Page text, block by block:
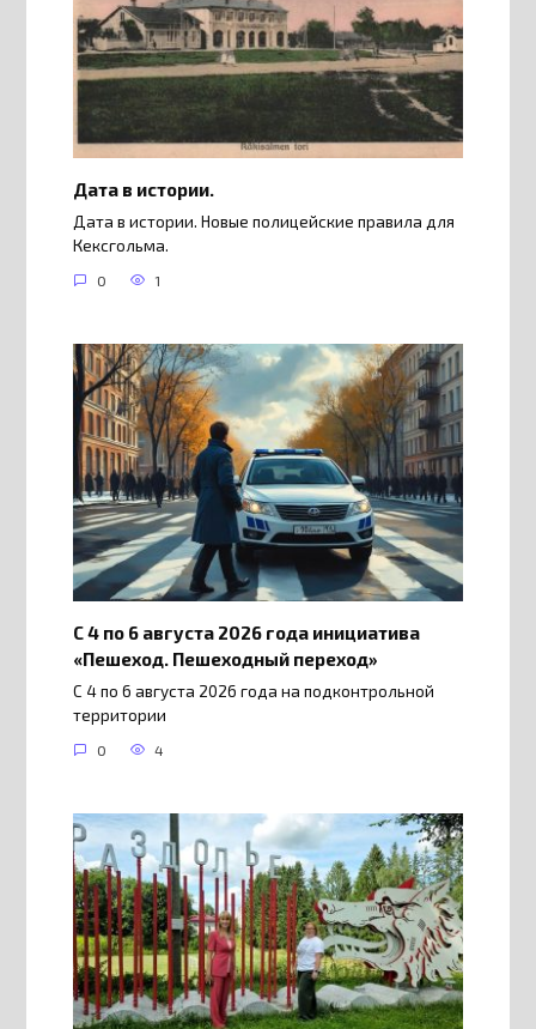
Дата в истории.
Дата в истории. Новые полицейские правила для
Кексгольма.
0 1
С 4 по 6 августа 2026 года инициатива
«Пешеход. Пешеходный переход»
С 4 по 6 августа 2026 года на подконтрольной
территории
0 4